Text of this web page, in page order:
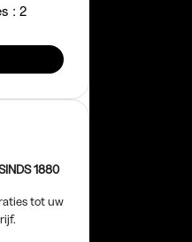
: 2
1880
tot uw